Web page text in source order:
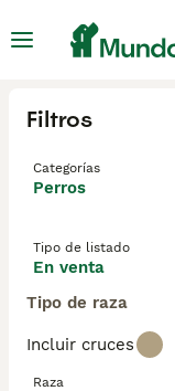
Filtros
Categorías
Perros
Tipo de listado
En venta
Tipo de raza
Incluir cruces
Raza